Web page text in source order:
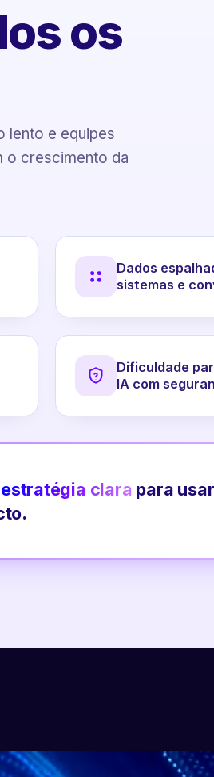
os
lento e equipes
o crescimento da
Dados
sistemas e
Dificuldade
IA com
estratégia clara para